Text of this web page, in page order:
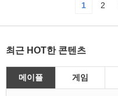
1 2
최근 HOT한 콘텐츠
메이플 게임